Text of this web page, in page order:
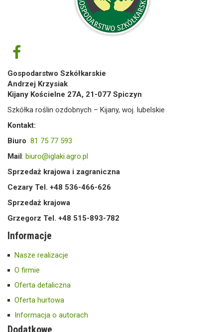
Gospodarstwo Szkółkarskie
Andrzej Krzysiak
Kijany Kościelne 27A, 21-077 Spiczyn
Szkółka roślin ozdobnych – Kijany, woj. lubelskie
Kontakt:
Biuro 81 75 77 593
Mail: biuro@iglaki.agro.pl
Sprzedaż krajowa i zagraniczna
Cezary Tel. +48 536-466-626
Sprzedaż krajowa
Grzegorz Tel. +48 515-893-782
Informacje
Nasze realizacje
O firmie
Oferta detaliczna
Oferta hurtowa
Informacja o autorach
Dodatkowe